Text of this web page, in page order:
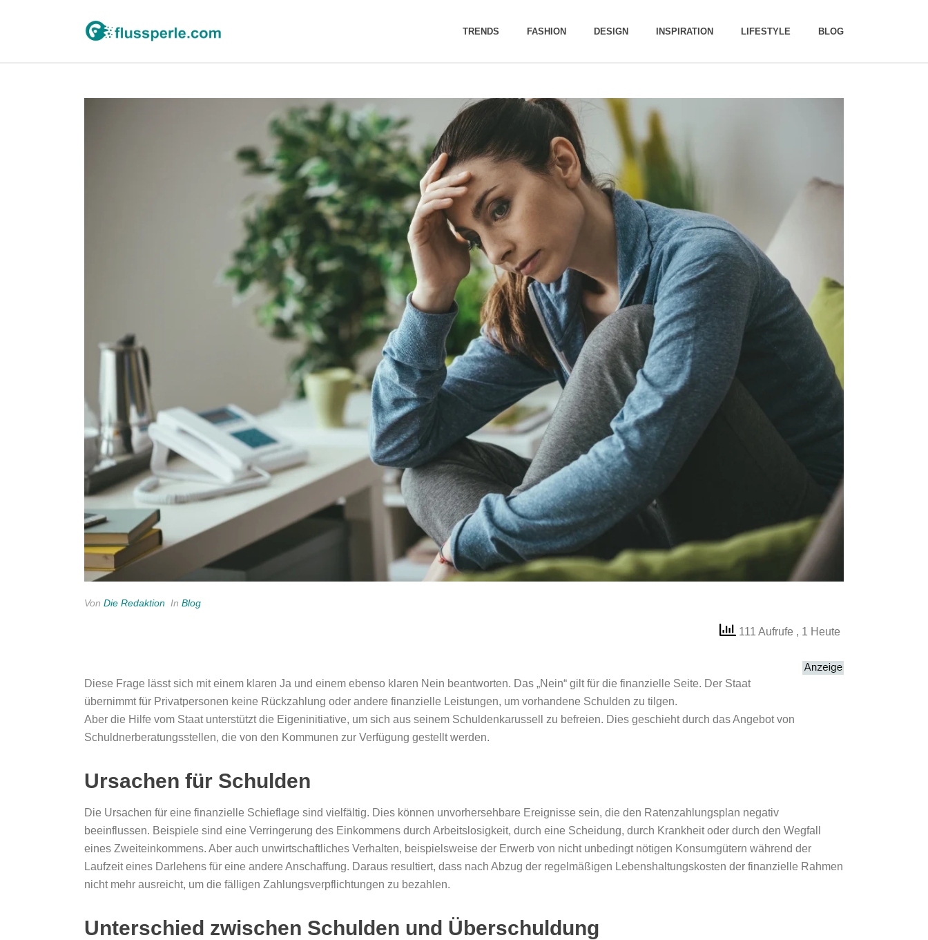
TRENDS FASHION DESIGN INSPIRATION LIFESTYLE BLOG
Von Die Redaktion In Blog
111 Aufrufe , 1 Heute
Diese Frage lässt sich mit einem klaren Ja und einem ebenso klaren Nein beantworten. Das „Nein“ gilt für die finanzielle Seite. Der Staat
übernimmt für Privatpersonen keine Rückzahlung oder andere finanzielle Leistungen, um vorhandene Schulden zu tilgen.
Aber die Hilfe vom Staat unterstützt die Eigeninitiative, um sich aus seinem Schuldenkarussell zu befreien. Dies geschieht durch das Angebot von
Schuldnerberatungsstellen, die von den Kommunen zur Verfügung gestellt werden.
Ursachen für Schulden
Die Ursachen für eine finanzielle Schieflage sind vielfältig. Dies können unvorhersehbare Ereignisse sein, die den Ratenzahlungsplan negativ
beeinflussen. Beispiele sind eine Verringerung des Einkommens durch Arbeitslosigkeit, durch eine Scheidung, durch Krankheit oder durch den Wegfall
eines Zweiteinkommens. Aber auch unwirtschaftliches Verhalten, beispielsweise der Erwerb von nicht unbedingt nötigen Konsumgütern während der
Laufzeit eines Darlehens für eine andere Anschaffung. Daraus resultiert, dass nach Abzug der regelmäßigen Lebenshaltungskosten der finanzielle Rahmen
nicht mehr ausreicht, um die fälligen Zahlungsverpflichtungen zu bezahlen.
Unterschied zwischen Schulden und Überschuldung